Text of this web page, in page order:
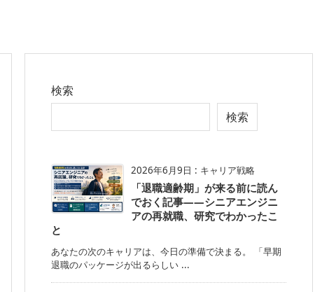
検索
検索
2026年6月9日 : キャリア戦略
「退職適齢期」が来る前に読ん
でおく記事——シニアエンジニ
アの再就職、研究でわかったこ
と
あなたの次のキャリアは、今日の準備で決まる。 「早期
退職のパッケージが出るらしい ...